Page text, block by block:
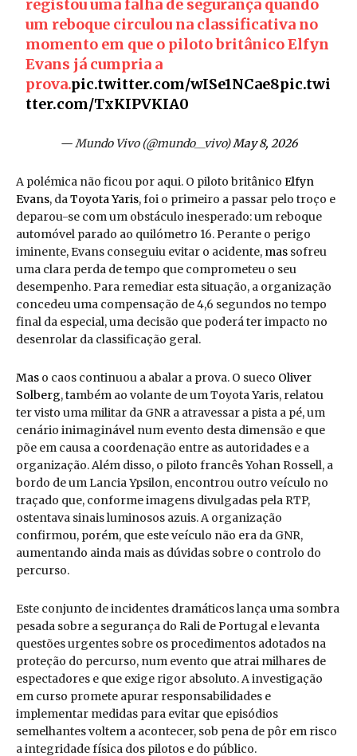
registou uma falha de segurança quando
um reboque circulou na classificativa no
momento em que o piloto britânico Elfyn
Evans já cumpria a
prova.pic.twitter.com/wISe1NCae8pic.twi
tter.com/TxKIPVKIA0
— Mundo Vivo (@mundo__vivo)May 8, 2026
A polémica não ficou por aqui. O piloto britânico Elfyn
Evans, daToyota Yaris, foi o primeiro a passar pelo troço e
deparou-se com um obstáculo inesperado: um reboque
automóvel parado ao quilómetro 16. Perante o perigo
iminente, Evans conseguiu evitar o acidente, mas sofreu
uma clara perda de tempo que comprometeu o seu
desempenho. Para remediar esta situação, a organização
concedeu uma compensação de 4,6 segundos no tempo
final da especial, uma decisão que poderá ter impacto no
desenrolar da classificação geral.
Mas o caos continuou a abalar a prova. O sueco Oliver
Solberg, também ao volante de um Toyota Yaris, relatou
ter visto uma militar da GNR a atravessar a pista a pé, um
cenário inimaginável num evento desta dimensão e que
põe em causa a coordenação entre as autoridades e a
organização. Além disso, o piloto francês Yohan Rossell, a
bordo de um Lancia Ypsilon, encontrou outro veículo no
traçado que, conforme imagens divulgadas pela RTP,
ostentava sinais luminosos azuis. A organização
confirmou, porém, que este veículo não era da GNR,
aumentando ainda mais as dúvidas sobre o controlo do
percurso.
Este conjunto de incidentes dramáticos lança uma sombra
pesada sobre a segurança do Rali de Portugal e levanta
questões urgentes sobre os procedimentos adotados na
proteção do percurso, num evento que atrai milhares de
espectadores e que exige rigor absoluto. A investigação
em curso promete apurar responsabilidades e
implementar medidas para evitar que episódios
semelhantes voltem a acontecer, sob pena de pôr em risco
a integridade física dos pilotos e do público.